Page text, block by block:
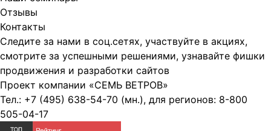
Отзывы
Контакты
Следите за нами в соц.сетях, участвуйте в акциях,
смотрите за успешными решениями, узнавайте фишки
продвижения и разработки сайтов
Проект компании «СЕМЬ ВЕТРОВ»
Тел.: +7 (495) 638-54-70 (мн.), для регионов: 8-800
505-04-17